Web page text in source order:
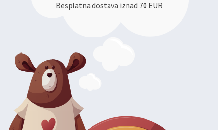
Besplatna dostava iznad 70 EUR